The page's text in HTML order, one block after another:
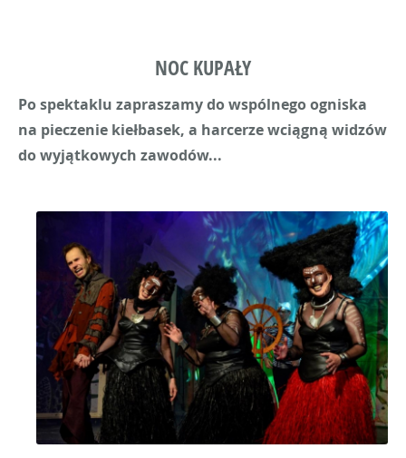
NOC KUPAŁY
Po spektaklu zapraszamy do wspólnego ogniska
na pieczenie kiełbasek, a harcerze wciągną widzów
do wyjątkowych zawodów...